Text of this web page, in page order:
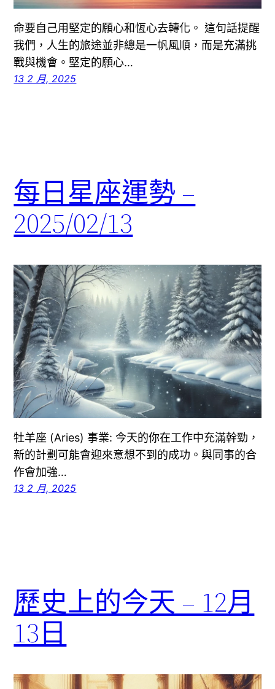
命要自己用堅定的願心和恆心去轉化。 這句話提醒
我們，人生的旅途並非總是一帆風順，而是充滿挑
戰與機會。堅定的願心…
13 2 月, 2025
每日星座運勢 –
2025/02/13
牡羊座 (Aries) 事業: 今天的你在工作中充滿幹勁，
新的計劃可能會迎來意想不到的成功。與同事的合
作會加強…
13 2 月, 2025
歷史上的今天 – 12月
13日